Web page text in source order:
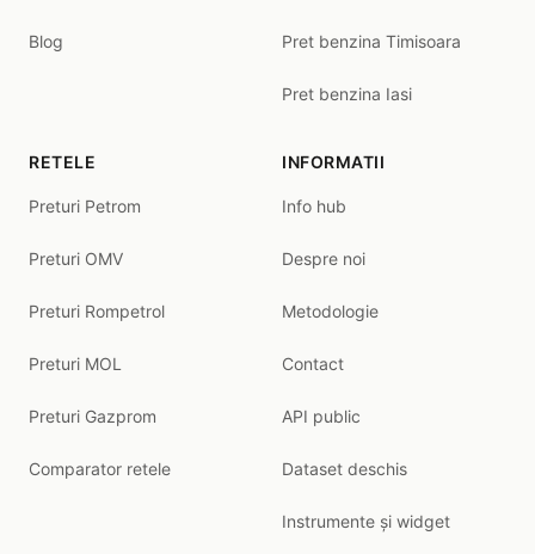
Blog Pret benzina Timisoara
Pret benzina Iasi
RETELE
Preturi Petrom
Preturi OMV
Preturi Rompetrol
Preturi MOL
Preturi Gazprom
Comparator retele
INFORMATII
Info hub
Despre noi
Metodologie
Contact
API public
Dataset deschis
Instrumente și widget